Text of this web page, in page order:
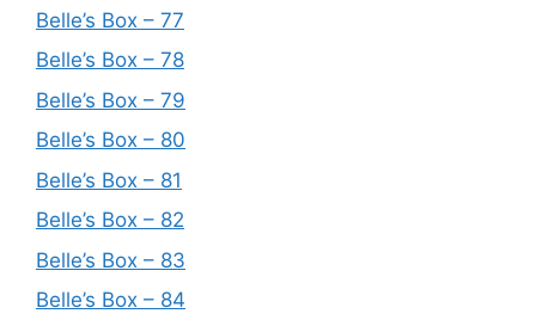
Belle’s Box – 77
Belle’s Box – 78
Belle’s Box – 79
Belle’s Box – 80
Belle’s Box – 81
Belle’s Box – 82
Belle’s Box – 83
Belle’s Box – 84